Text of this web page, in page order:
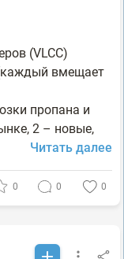
(VLCC)
вмещает
пропана и
2 – новые,
Читать далее
0 0 0